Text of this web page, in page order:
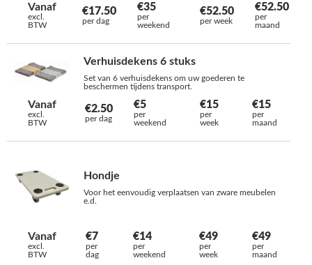
Vanaf
excl.
BTW
€17.50
per dag
€35
per
weekend
€52.50
per week
€52.50
per
maand
Verhuisdekens 6 stuks
Set van 6 verhuisdekens om uw goederen te
beschermen tijdens transport.
Vanaf
excl.
BTW
€2.50
per dag
€5
per
weekend
€15
per
week
€15
per
maand
Hondje
Voor het eenvoudig verplaatsen van zware meubelen
e.d.
Vanaf
excl.
BTW
€7
per
dag
€14
per
weekend
€49
per
week
€49
per
maand